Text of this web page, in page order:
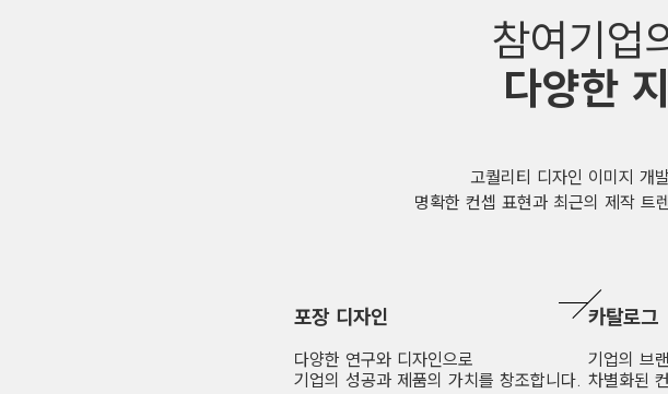
참여기업
다양한
고퀄리티 디자인 이미지 개
명확한 컨셉 표현과 최근의 제작 트
포장 디자인
다양한 연구와 디자인으로
기업의 성공과 제품의 가치를 창조합니다.
카탈로그
기업의 브
차별화된